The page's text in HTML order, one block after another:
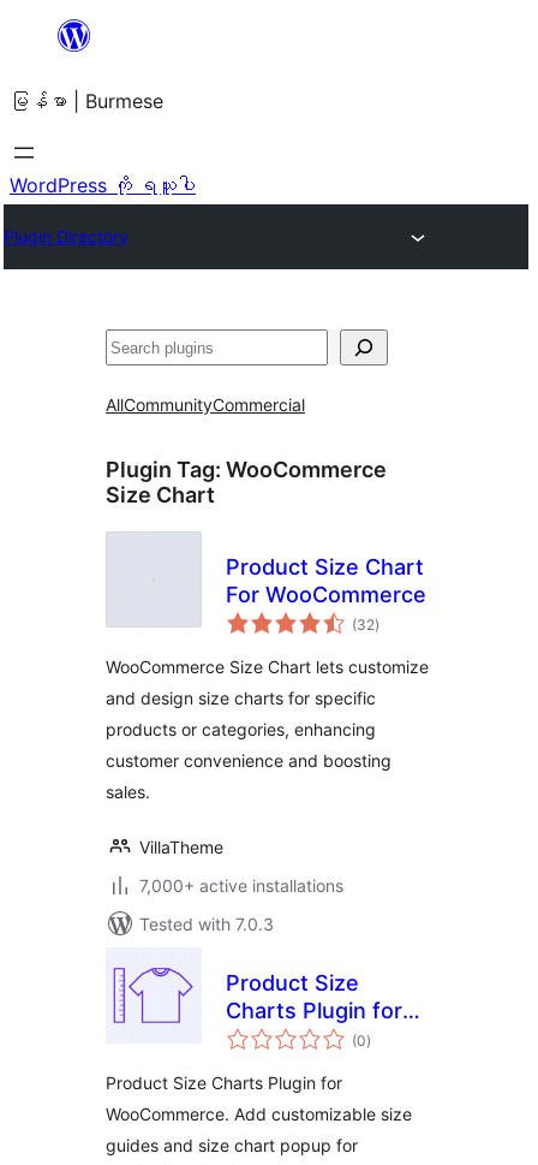
အကြောင်းအရာ
ကျော်သွား
ရန်
မြန်မာ | Burmese
WordPress ကို ရယူပါ
Plugin Directory
ရှာ
AllCommunityCommercial
Plugin Tag: WooCommerce
Size Chart
Product Size Chart
For WooCommerce
(32total
ratings
)
WooCommerce Size Chart lets customize
and design size charts for specific
products or categories, enhancing
customer convenience and boosting
sales.
VillaTheme
7,000+ active installations
Tested with 7.0.3
Product Size
Charts Plugin for
WooCommerce,
Chart Popup –
WPBean
(0total
ratings
)
Product Size Charts Plugin for
WooCommerce. Add customizable size
guides and size chart popup for